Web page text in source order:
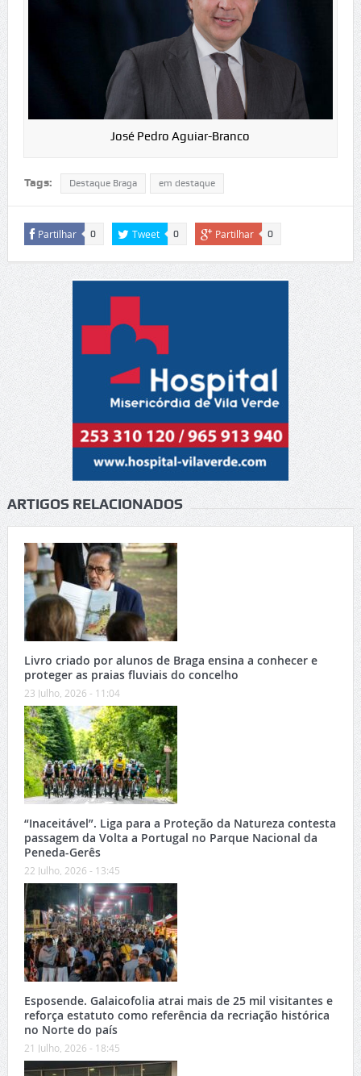
José Pedro Aguiar-Branco
Tags: Destaque Braga em destaque
Partilhar 0 Tweet 0 Partilhar 0
ARTIGOS RELACIONADOS
Livro criado por alunos de Braga ensina a conhecer e
proteger as praias fluviais do concelho
23 Julho, 2026 - 11:04
“Inaceitável”. Liga para a Proteção da Natureza contesta
passagem da Volta a Portugal no Parque Nacional da
Peneda-Gerês
22 Julho, 2026 - 13:45
Esposende. Galaicofolia atrai mais de 25 mil visitantes e
reforça estatuto como referência da recriação histórica
no Norte do país
21 Julho, 2026 - 18:45